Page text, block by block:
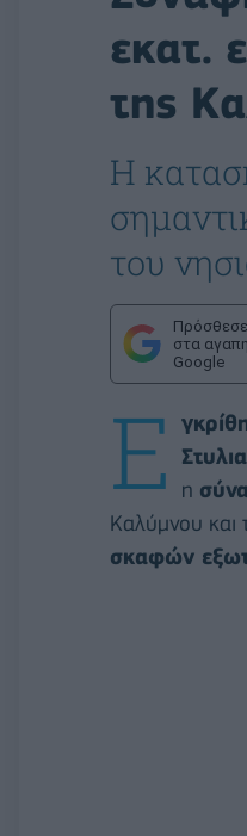
εκατ.
της
Η
του
στα
Google
Ε
η
Καλύμνου και
σκαφών